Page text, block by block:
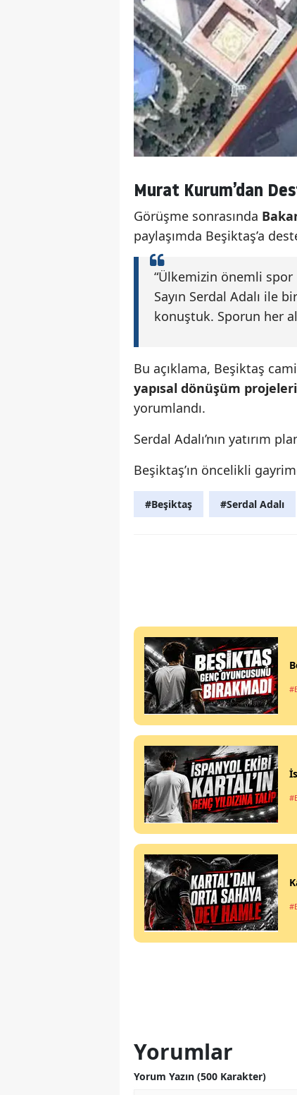
Murat Kurum’dan
Görüşme sonrasında
paylaşımda Beşiktaş’a
“Ülkemizin önemli
Sayın Serdal Adalı ile
konuştuk. Sporun her
Bu açıklama, Beşiktaş
yapısal dönüşüm projeleri
yorumlandı.
Serdal Adalı’nın yatırım
Beşiktaş’ın öncelikli
#Beşiktaş #Serdal Adalı
Yorumlar
Yorum Yazın (500 Karakter)